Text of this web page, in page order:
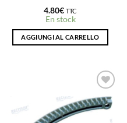
4.80€ TTC
En stock
AGGIUNGI AL CARRELLO
AJOUTER
À LA